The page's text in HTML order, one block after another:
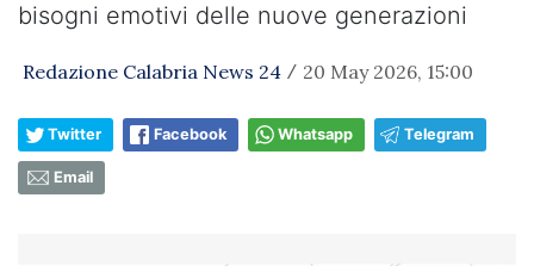
bisogni emotivi delle nuove generazioni
Redazione Calabria News 24 / 20 May 2026, 15:00
Twitter Facebook Whatsapp Telegram
Email